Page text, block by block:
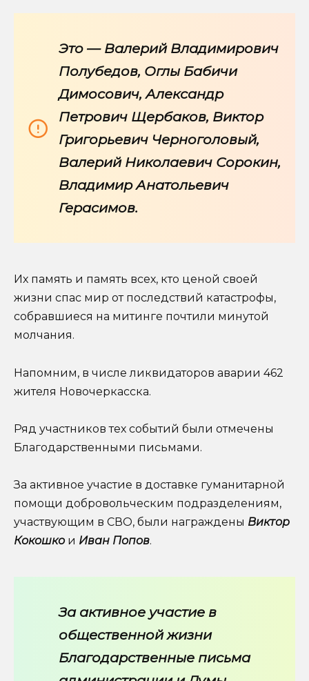
Это — Валерий Владимирович
Полубедов, Оглы Бабичи
Димосович, Александр
Петрович Щербаков, Виктор
Григорьевич Черноголовый,
Валерий Николаевич Сорокин,
Владимир Анатольевич
Герасимов.
Их память и память всех, кто ценой своей
жизни спас мир от последствий катастрофы,
собравшиеся на митинге почтили минутой
молчания.
Напомним, в числе ликвидаторов аварии 462
жителя Новочеркасска.
Ряд участников тех событий были отмечены
Благодарственными письмами.
За активное участие в доставке гуманитарной
помощи добровольческим подразделениям,
участвующим в СВО, были награждены Виктор
Кокошкои Иван Попов.
За активное участие в
общественной жизни
Благодарственные письма